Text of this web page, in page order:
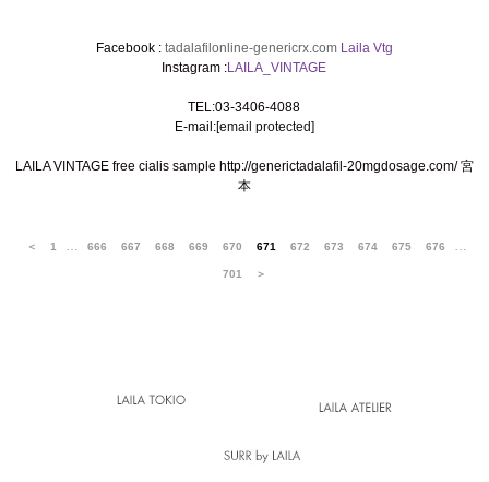
Facebook : tadalafilonline-genericrx.com Laila Vtg
Instagram :LAILA_VINTAGE
TEL:03-3406-4088
E-mail:[email protected]
LAILA VINTAGE free cialis sample http://generictadalafil-20mgdosage.com/宮
本
＜ 1 … 666 667 668 669 670 671 672 673 674 675 676 …
701 ＞